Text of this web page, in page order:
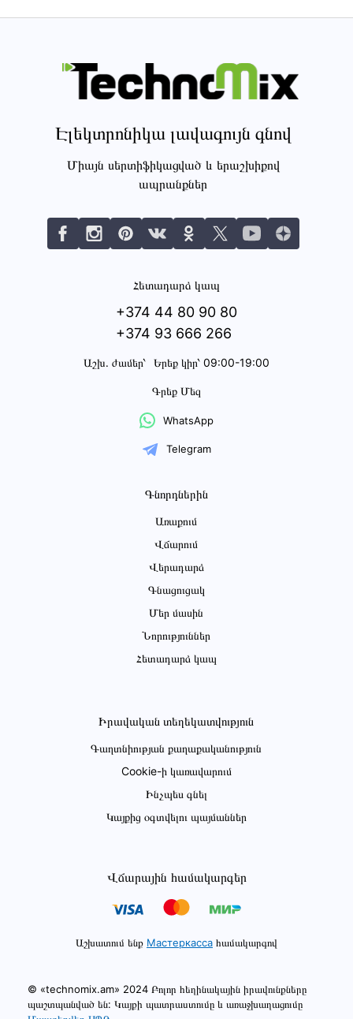
Էլեկտրոնիկա լավագույն գնով
Միայն սերտիֆիկացված և երաշխիքով
ապրանքներ
Հետադարձ կապ
+374 44 80 90 80
+374 93 666 266
Աշխ․ ժամեր՝ Երեք կիր՝ 09:00-19:00
Գրեք Մեզ
WhatsApp
Telegram
Գնորդներին
Առաքում
Վճարում
Վերադարձ
Գնացուցակ
Մեր մասին
Նորություններ
Հետադարձ կապ
Իրավական տեղեկատվություն
Գաղտնիության քաղաքականություն
Cookie-ի կառավարում
Ինչպես գնել
Կայքից օգտվելու պայմաններ
Վճարային համակարգեր
Աշխատում ենք Мастеркасса համակարգով
© «technomix.am» 2024 Բոլոր հեղինակային իրավունքները
պաշտպանված են: Կայքի պատրաստումը և առաջխաղացումը